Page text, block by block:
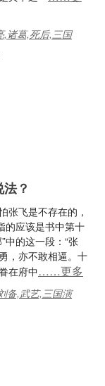
,诸葛,死后,三国
？
张飞是不存在的，
的应该是书中第十
中的这一段：“张
，亦不敢相逼。十
在府中……更多
备,武艺,三国演